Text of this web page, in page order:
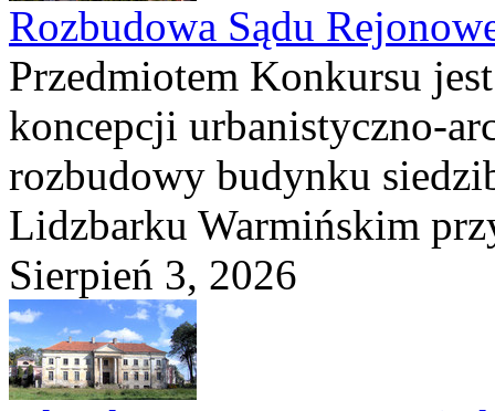
Rozbudowa Sądu
Przedmiotem Konkursu
koncepcji urbanistyczno-
rozbudowy budynku
Lidzbarku Warmińskim
Sierpień 3, 2026